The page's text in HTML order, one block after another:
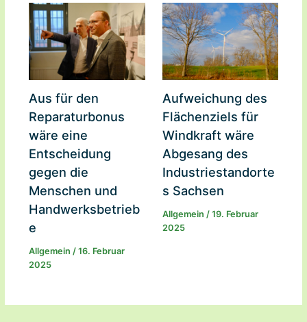
Aus für den
Reparaturbonus
wäre eine
Entscheidung
gegen die
Menschen und
Handwerksbetrieb
e
Allgemein / 16. Februar
2025
Aufweichung des
Flächenziels für
Windkraft wäre
Abgesang des
Industriestandorte
s Sachsen
Allgemein / 19. Februar
2025